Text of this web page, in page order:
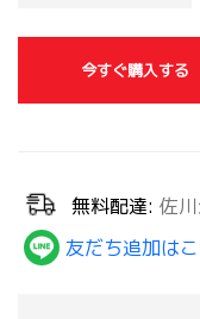
今すぐ購入する
無料配達: 佐
友だち追加はこ